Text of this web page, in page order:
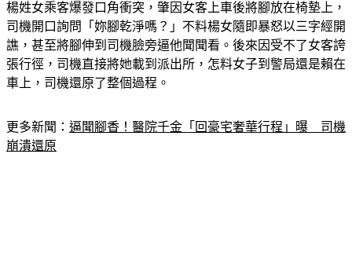
楊姓女乘客爆發口角衝突，肇因女客上車後將腳放在椅墊上，
司機開口詢問「妳腳乾淨嗎？」不料楊女隨即暴怒以三字經開
譙，甚至將腳伸到司機臉旁逼他聞聞看。後來因受不了女客誇
張行徑，司機直接將她載到派出所，怎料女子到警局還是賴在
車上，司機還原了整個過程。
更多新聞： 逼聞腳香！醫院千金「回豪宅奢華行程」曝　司機
崩潰還原